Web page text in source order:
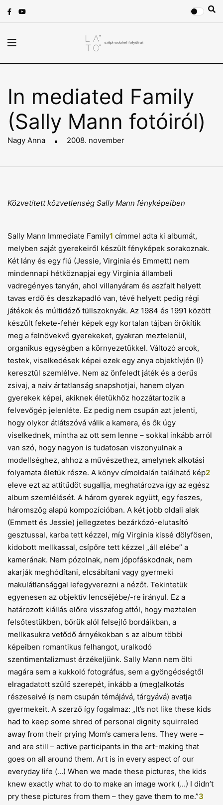
In mediated Family
(Sally Mann fotóiról)
Nagy Anna 2008. november
Közvetített közvetlenség Sally Mann fényképeiben
Sally Mann Immediate Family1 címmel adta ki albumát,
melyben saját gyerekeiről készült fényképek sorakoznak.
Két lány és egy fiú (Jessie, Virginia és Emmett) nem
mindennapi hétköznapjai egy Virginia állambeli
vadregényes tanyán, ahol villanyáram és aszfalt helyett
tavas erdő és deszkapadló van, tévé helyett pedig régi
játékok és múltidéző tüllszoknyák. Az 1984 és 1991 között
készült fekete-fehér képek egy kortalan tájban örökítik
meg a felnövekvő gyerekeket, gyakran meztelenül,
organikus egységben a környezetükkel. Változó arcok,
testek, viselkedések képei ezek egy anya objektívjén (!)
keresztül szemlélve. Nem az önfeledt játék és a derűs
zsivaj, a naiv ártatlanság snapshotjai, hanem olyan
gyerekek képei, akiknek életükhöz hozzátartozik a
felvevőgép jelenléte. Ez pedig nem csupán azt jelenti,
hogy olykor átlátszóvá válik a kamera, és ők úgy
viselkednek, mintha az ott sem lenne – sokkal inkább arról
van szó, hogy nagyon is tudatosan viszonyulnak a
modellséghez, ahhoz a művészethez, amelynek alkotási
folyamata életük része. A könyv címoldalán található kép2
eleve ezt az attitűdöt sugallja, meghatározva így az egész
album szemlélését. A három gyerek együtt, egy feszes,
háromszög alapú kompozícióban. A két jobb oldali alak
(Emmett és Jessie) jellegzetes bezárkózó-elutasító
gesztussal, karba tett kézzel, míg Virginia kissé dölyfösen,
kidobott mellkassal, csípőre tett kézzel „áll elébe” a
kamerának. Nem pózolnak, nem jópofáskodnak, nem
akarják meghódítani, elcsábítani vagy gyermeki
makulátlansággal lefegyverezni a nézőt. Tekintetük
egyenesen az objektív lencséjébe/-re irányul. Ez a
határozott kiállás előre visszafog attól, hogy meztelen
felsőtestükben, bőrük alól felsejlő bordáikban, a
mellkasukra vetődő árnyékokban s az album többi
képeiben romantikus felhangot, uralkodó
szentimentalizmust érzékeljünk. Sally Mann nem ölti
magára sem a kukkoló fotográfus, sem a gyöngédségtől
elragadatott szülő szerepét, inkább a (meg)alkotás
részeseivé (s nem csupán témájává, tárgyává) avatja
gyermekeit. A szerző így fogalmaz: „It’s not like these kids
had to keep some shred of personal dignity squirreled
away from their prying Mom’s camera lens. They were –
and are still – active participants in the art-making that
goes on all around them. Art is in every aspect of our
everyday life (…) When we made these pictures, the kids
knew exactly what to do to make an image work (…) I didn’t
pry these pictures from them – they gave them to me.”3